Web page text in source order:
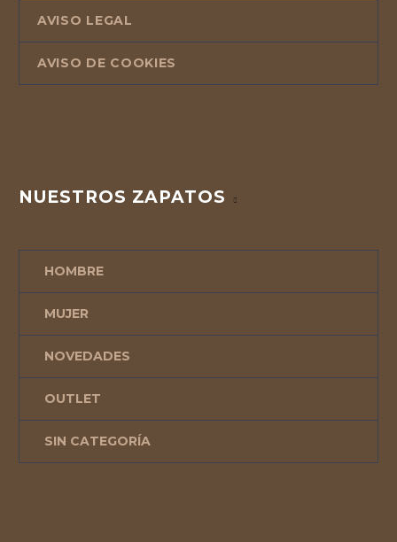
AVISO LEGAL
AVISO DE COOKIES
NUESTROS ZAPATOS
HOMBRE
MUJER
NOVEDADES
OUTLET
SIN CATEGORÍA